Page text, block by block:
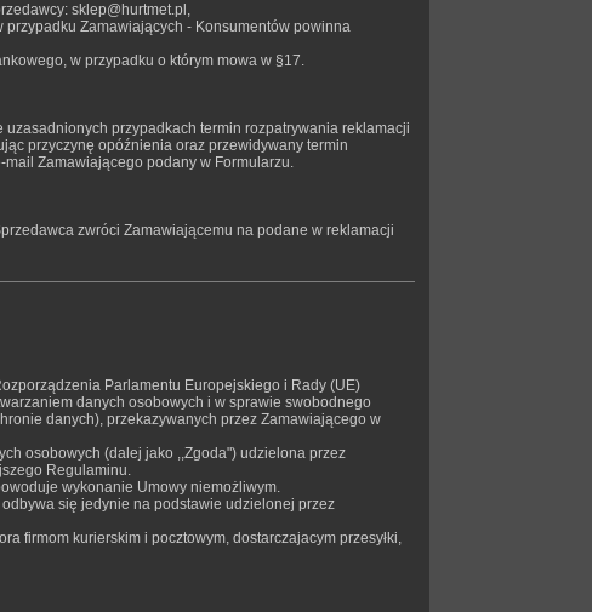
sklep@hurtmet.pl,
Zamawiających - Konsumentów powinna
w przypadku o którym mowa w §17.
przypadkach termin rozpatrywania reklamacji
przyczynę opóźnienia oraz przewidywany termin
Zamawiającego podany w Formularzu.
zwróci Zamawiającemu na podane w reklamacji
Parlamentu Europejskiego i Rady (UE)
danych osobowych i w sprawie swobodnego
danych), przekazywanych przez Zamawiającego w
osobowych (dalej jako ,,Zgoda") udzielona przez
Regulaminu.
wykonanie Umowy niemożliwym.
się jedynie na podstawie udzielonej przez
firmom kurierskim i pocztowym, dostarczajacym przesyłki,